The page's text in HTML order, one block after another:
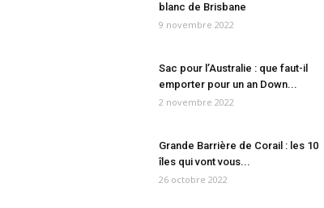
blanc de Brisbane
9 novembre 2022
Sac pour l’Australie : que faut-il
emporter pour un an Down...
2 novembre 2022
Grande Barrière de Corail : les 10
îles qui vont vous...
26 octobre 2022